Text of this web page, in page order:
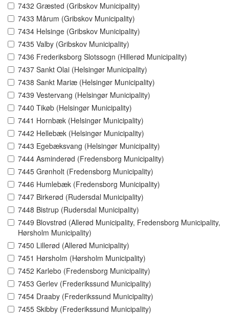
7432 Græsted (Gribskov Municipality)
7433 Mårum (Gribskov Municipality)
7434 Helsinge (Gribskov Municipality)
7435 Valby (Gribskov Municipality)
7436 Frederiksborg Slotssogn (Hillerød Municipality)
7437 Sankt Olai (Helsingør Municipality)
7438 Sankt Mariæ (Helsingør Municipality)
7439 Vestervang (Helsingør Municipality)
7440 Tikøb (Helsingør Municipality)
7441 Hornbæk (Helsingør Municipality)
7442 Hellebæk (Helsingør Municipality)
7443 Egebæksvang (Helsingør Municipality)
7444 Asminderød (Fredensborg Municipality)
7445 Grønholt (Fredensborg Municipality)
7446 Humlebæk (Fredensborg Municipality)
7447 Birkerød (Rudersdal Municipality)
7448 Bistrup (Rudersdal Municipality)
7449 Blovstrød (Allerød Municipality, Fredensborg Municipality,
Hørsholm Municipality)
7450 Lillerød (Allerød Municipality)
7451 Hørsholm (Hørsholm Municipality)
7452 Karlebo (Fredensborg Municipality)
7453 Gerlev (Frederikssund Municipality)
7454 Draaby (Frederikssund Municipality)
7455 Skibby (Frederikssund Municipality)